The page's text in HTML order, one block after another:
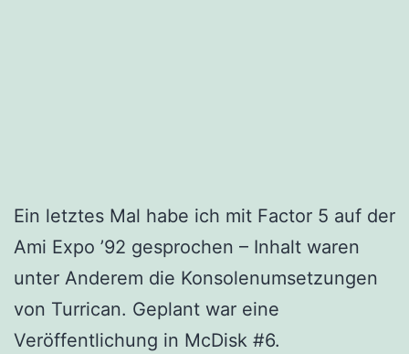
Ein letztes Mal habe ich mit Factor 5 auf der
Ami Expo ’92 gesprochen – Inhalt waren
unter Anderem die Konsolenumsetzungen
von Turrican. Geplant war eine
Veröffentlichung in McDisk #6.